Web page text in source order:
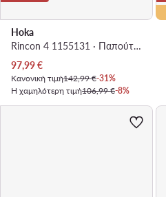
Hoka
Rincon 4 1155131 · Παπούτσια για Τρέξιμο
Τρέχουσα τιμή
97,99€
Κανονική τιμή142,99 €-31%
Η χαμηλότερη τιμή106,99 €-8%